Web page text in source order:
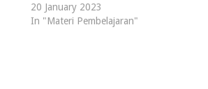
20 January 2023
In "Materi Pembelajaran"